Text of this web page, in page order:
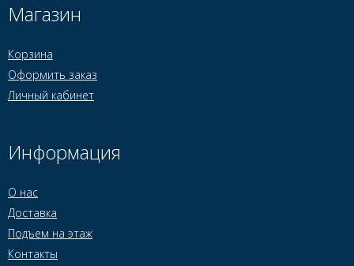
Магазин
Корзина
Оформить заказ
Личный кабинет
Информация
О нас
Доставка
Подъем на этаж
Контакты